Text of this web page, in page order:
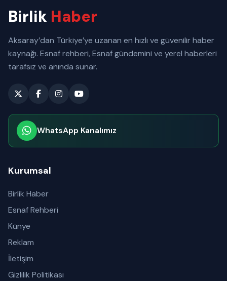
Birlik Haber
Aksaray’dan Türkiye’ye uzanan en hızlı ve güvenilir haber
kaynağı. Esnaf rehberi, Esnaf gündemini ve yerel haberleri
tarafsız ve anında sunar.
WhatsApp Kanalımız
Kurumsal
Birlik Haber
Esnaf Rehberi
Künye
Reklam
İletişim
Gizlilik Politikası